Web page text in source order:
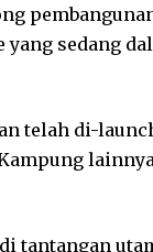
sedang
telah di-
tantangan